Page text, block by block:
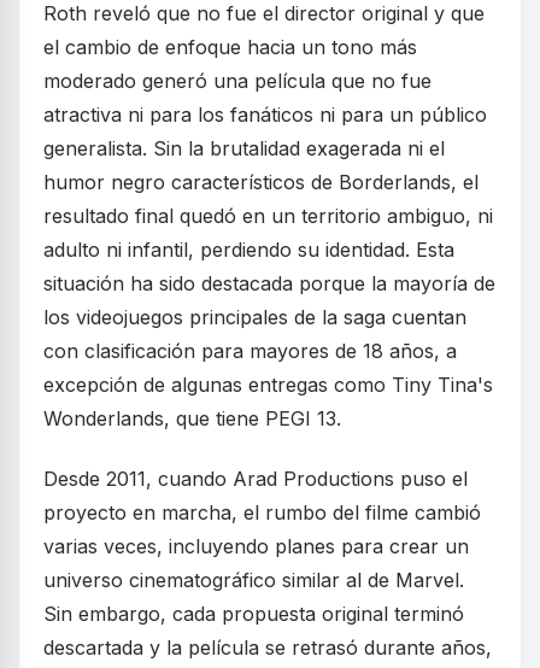
Roth reveló que no fue el director original y que
el cambio de enfoque hacia un tono más
moderado generó una película que no fue
atractiva ni para los fanáticos ni para un público
generalista. Sin la brutalidad exagerada ni el
humor negro característicos de Borderlands, el
resultado final quedó en un territorio ambiguo, ni
adulto ni infantil, perdiendo su identidad. Esta
situación ha sido destacada porque la mayoría de
los videojuegos principales de la saga cuentan
con clasificación para mayores de 18 años, a
excepción de algunas entregas como Tiny Tina's
Wonderlands, que tiene PEGI 13.
Desde 2011, cuando Arad Productions puso el
proyecto en marcha, el rumbo del filme cambió
varias veces, incluyendo planes para crear un
universo cinematográfico similar al de Marvel.
Sin embargo, cada propuesta original terminó
descartada y la película se retrasó durante años,